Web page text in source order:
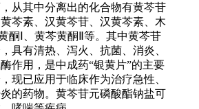
从其中分离出的化合物有黄芩苷
黄芩素、汉黄芩苷、汉黄芩素、木
酮Ⅰ、黄芩黄酮Ⅱ等。其中黄芩苷
具有清热、泻火、抗菌、消炎、
作用，是中成药“银黄片”的主要
现已应用于临床作为治疗急性、
的药物。黄芩苷元磷酸酯钠盐可